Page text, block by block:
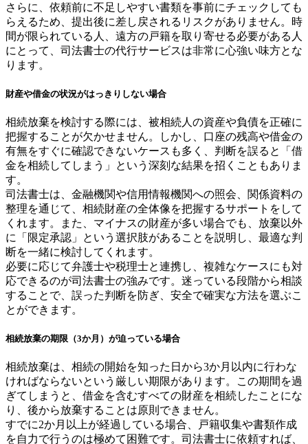
さらに、依頼前に不足しやすい書類を事前にチェックしても
らえるため、提出後に差し戻されるリスクがありません。時
間が限られている人、遠方の戸籍を取り寄せる必要がある人
にとって、司法書士の代行サービスは非常に心強い味方とな
ります。
財産や借金の状況がはっきりしない場合
相続放棄を検討する際には、被相続人の資産や負債を正確に
把握することが欠かせません。しかし、口座の残高や借金の
有無をすぐに確認できないケースも多く、判断を誤ると「借
金を相続してしまう」という深刻な結果を招くこともありま
す。
司法書士は、金融機関や信用情報機関への照会、関係資料の
整理を通じて、相続財産の全体像を把握するサポートをして
くれます。また、マイナスの財産が多い場合でも、放棄以外
に「限定承認」という選択肢があることを説明し、最適な判
断を一緒に検討してくれます。
必要に応じて弁護士や税理士と連携し、複雑なケースにも対
応できるのが司法書士の強みです。迷っている段階から相談
することで、誤った判断を防ぎ、安全で確実な方法を選ぶこ
とができます。
相続放棄の期限（3か月）が迫っている場合
相続放棄は、相続の開始を知った日から3か月以内に行わな
ければならないという厳しい期限があります。この期間を過
ぎてしまうと、借金を含むすべての財産を相続したことにな
り、後から放棄することは原則できません。
すでに2か月以上が経過している場合、戸籍収集や書類作成
を自力で行うのは極めて困難です。司法書士に依頼すれば、